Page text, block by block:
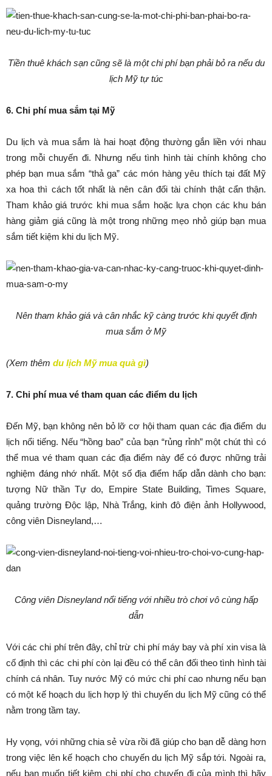
Tiền thuê khách sạn cũng sẽ là một chi phí bạn phải bỏ ra nếu du
lịch Mỹ tự túc
6. Chi phí mua sắm tại Mỹ
Du lịch và mua sắm là hai hoạt động thường gắn liền với nhau
trong mỗi chuyến đi. Nhưng nếu tình hình tài chính không cho
phép bạn mua sắm “thả ga” các món hàng yêu thích tại đất Mỹ
xa hoa thì cách tốt nhất là nên cân đối tài chính thật cẩn thận.
Tham khảo giá trước khi mua sắm hoặc lựa chọn các khu bán
hàng giảm giá cũng là một trong những mẹo nhỏ giúp bạn mua
sắm tiết kiệm khi du lịch Mỹ.
Nên tham khảo giá và cân nhắc kỹ càng trước khi quyết định
mua sắm ở Mỹ
(Xem thêm du lịch Mỹ mua quà gì)
7. Chi phí mua vé tham quan các điểm du lịch
Đến Mỹ, bạn không nên bỏ lỡ cơ hội tham quan các địa điểm du
lịch nổi tiếng. Nếu “hồng bao” của bạn “rủng rỉnh” một chút thì có
thể mua vé tham quan các địa điểm này để có được những trải
nghiệm đáng nhớ nhất. Một số địa điểm hấp dẫn dành cho bạn:
tượng Nữ thần Tự do, Empire State Building, Times Square,
quảng trường Độc lập, Nhà Trắng, kinh đô điện ảnh Hollywood,
công viên Disneyland,…
Công viên Disneyland nổi tiếng với nhiều trò chơi vô cùng hấp
dẫn
Với các chi phí trên đây, chỉ trừ chi phí máy bay và phí xin visa là
cố định thì các chi phí còn lại đều có thể cân đối theo tình hình tài
chính cá nhân. Tuy nước Mỹ có mức chi phí cao nhưng nếu bạn
có một kế hoạch du lịch hợp lý thì chuyến du lịch Mỹ cũng có thể
nằm trong tầm tay.
Hy vọng, với những chia sẻ vừa rồi đã giúp cho bạn dễ dàng hơn
trong việc lên kế hoạch cho chuyến du lịch Mỹ sắp tới. Ngoài ra,
nếu bạn muốn tiết kiệm chi phí cho chuyến đi của mình thì hãy